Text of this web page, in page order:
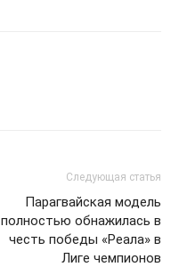
Следующая статья
Парагвайская модель
полностью обнажилась в
честь победы «Реала» в
Лиге чемпионов